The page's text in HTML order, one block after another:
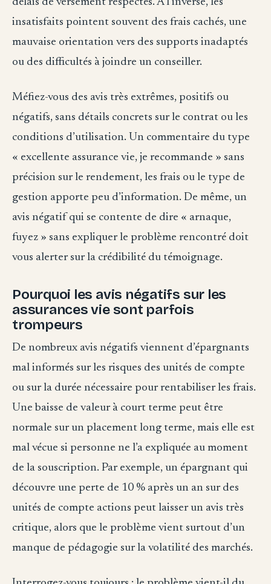
insatisfaits pointent souvent des frais cachés, une
mauvaise orientation vers des supports inadaptés
ou des difficultés à joindre un conseiller.
Méfiez-vous des avis très extrêmes, positifs ou
négatifs, sans détails concrets sur le contrat ou les
conditions d’utilisation. Un commentaire du type
« excellente assurance vie, je recommande » sans
précision sur le rendement, les frais ou le type de
gestion apporte peu d’information. De même, un
avis négatif qui se contente de dire « arnaque,
fuyez » sans expliquer le problème rencontré doit
vous alerter sur la crédibilité du témoignage.
Pourquoi les avis négatifs sur les
assurances vie sont parfois
trompeurs
De nombreux avis négatifs viennent d’épargnants
mal informés sur les risques des unités de compte
ou sur la durée nécessaire pour rentabiliser les frais.
Une baisse de valeur à court terme peut être
normale sur un placement long terme, mais elle est
mal vécue si personne ne l’a expliquée au moment
de la souscription. Par exemple, un épargnant qui
découvre une perte de 10 % après un an sur des
unités de compte actions peut laisser un avis très
critique, alors que le problème vient surtout d’un
manque de pédagogie sur la volatilité des marchés.